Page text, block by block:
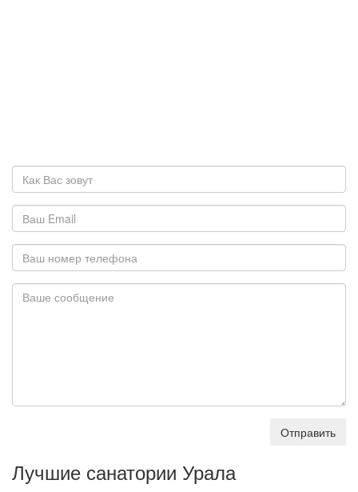
Отправить
Лучшие санатории Урала